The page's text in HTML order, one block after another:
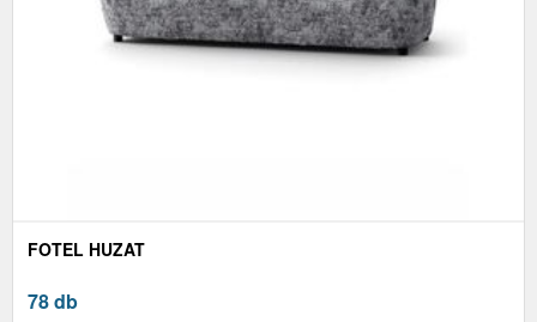
FOTEL HUZAT
78 db